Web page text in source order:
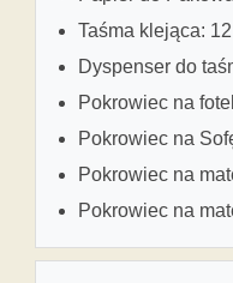
Taśma klejąca:
Dyspenser do
Pokrowiec na
Pokrowiec na
Pokrowiec na
Pokrowiec na